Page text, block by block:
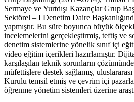
Sermaye ve Yurtdışı Kazançlar Grup
Sektörel – I Denetim Daire
yapmıştır. Bu süre boyunca büyük
incelemelerini gerçekleştirmiş, teftiş ve
denetim sistemlerine yönelik sınıf içi
video eğitim içerikleri hazırlamıştır.
karşılaşılan teknik sorunların
müfettişlere destek sağlamış,
Kurulu temsil etmiş ve çevrim içi
öğrenme yönetim sistemleri üzerine